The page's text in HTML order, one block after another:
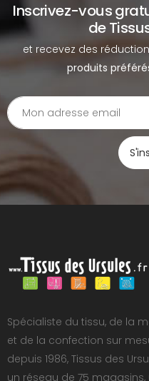
Inscrivez-vous
de
et recevez des
produits
Spécialiste du tissu, de la
et de la confection sur
depuis 1986, Tissus des
un réseau de 75 magasins,